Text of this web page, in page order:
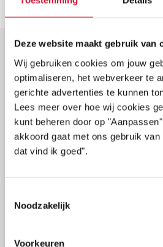
Deze website maakt gebruik van
Wij gebruiken cookies om jouw
optimaliseren, het webverkeer te
gerichte advertenties te kunnen
Lees meer over hoe wij cookies
kunt beheren door op
akkoord gaat met ons gebruik
dat vind ik goed".
Noodzakelijk
Voorkeuren
De laatste
onderzoek en zorg
Naam
Voornaam
Achternaam
mailadres